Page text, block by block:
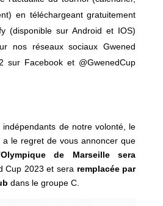
en téléchargeant gratuitement
(disponible sur Android et IOS)
nos réseaux sociaux Gwened
sur Facebook et @GwenedCup
de notre volonté, le
a le regret de vous annoncer que
Olympique de Marseille sera
Cup 2023 et sera remplacée par
dans le groupe C.